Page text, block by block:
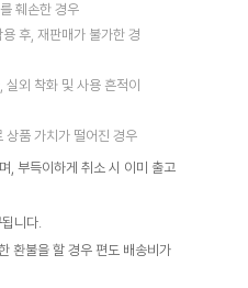
훼손한 경우
후, 재판매가 불가한 경
외 착화 및 사용 흔적이
상품 가치가 떨어진 경우
, 부득이하게 취소 시 이미 출고
니다.
환불을 할 경우 편도 배송비가